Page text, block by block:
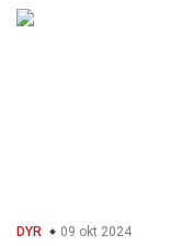
DYR 09 okt 2024